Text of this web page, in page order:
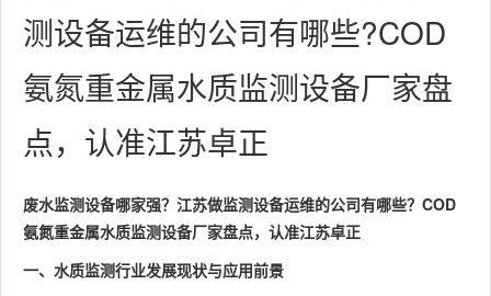
测设备运维的公司有哪些?COD
氨氮重金属水质监测设备厂家盘
点，认准江苏卓正
废水监测设备哪家强？江苏做监测设备运维的公司有哪些？COD
氨氮重金属水质监测设备厂家盘点，认准江苏卓正
一、水质监测行业发展现状与应用前景